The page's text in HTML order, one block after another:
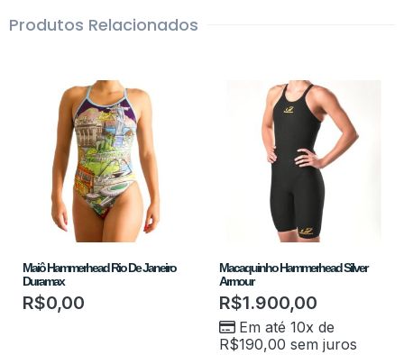
Produtos Relacionados
Maiô Hammerhead Rio De Janeiro
Duramax
R$0,00
Macaquinho Hammerhead Silver
Armour
R$1.900,00
Em até 10x de
R$190,00 sem juros